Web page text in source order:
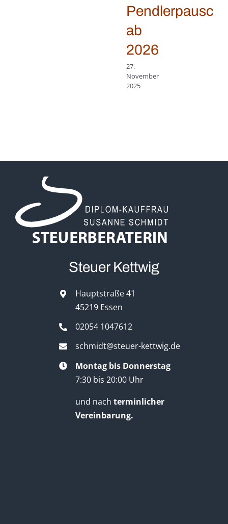
ab
2026
27.
November
2025
Steuer Kettwig
Hauptstraße 41
45219 Essen
02054 1047612
schmidt@steuer-kettwig.de
Montag bis Donnerstag
7:30 bis 20:00 Uhr
und nachterminlicher
Vereinbarung.